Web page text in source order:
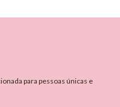
para pessoas únicas e